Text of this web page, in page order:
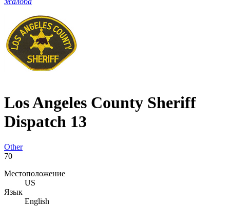
Los Angeles County Sheriff
Dispatch 13
Other
70
Местоположение
US
Язык
English